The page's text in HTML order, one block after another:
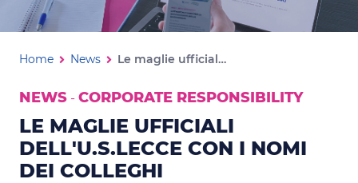
Le maglie ufficiali
Ti trovi in:
Home News Le maglie ufficiali dell'U.S.Lecce con i nomi dei colleghi
NEWS - CORPORATE RESPONSIBILITY
LE MAGLIE UFFICIALI
DELL'U.S.LECCE CON I NOMI
DEI COLLEGHI